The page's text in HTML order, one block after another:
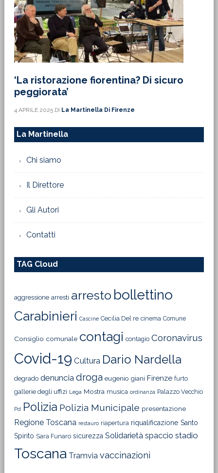
‘La ristorazione fiorentina? Di sicuro
peggiorata’
4 APRILE 2025DI La Martinella Di Firenze
La Martinella
Chi siamo
Il Direttore
Gli Autori
Contatti
TAG Cloud
aggressione arresti arresto bollettino
Carabinieri Cascine Cecilia Del re cinema Comune
Consiglio comunale contagi contagio Coronavirus
Covid-19 Cultura Dario Nardella
degrado denuncia droga eugenio giani Firenze furto
gallerie degli uffizi Lega Mostra musica ordinanza Palazzo Vecchio
Pd Polizia Polizia Municipale presentazione
Regione Toscana restauro riapertura riqualificazione Santo
Spirito Sara Funaro sicurezza Solidarietà spaccio stadio
Toscana Tramvia vaccinazioni